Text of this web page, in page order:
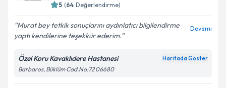
Kişisel verilerimin işlenmesine ilişkin
kapsamda işlenmesini kabul ediyorum.
5 (64 Değerlendirme)
Murat bey tetkik sonuçlarını aydınlatıcı bilgilendirme
yaptı kendilerine teşekkür ederim.
Devamı
Özel Koru Kavaklıdere Hastanesi Haritada Göster
Barbaros, Büklüm Cad.No:72 06680